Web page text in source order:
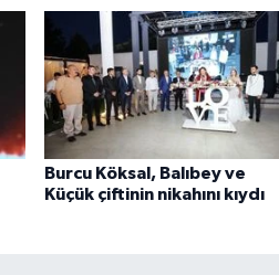
Burcu Köksal, Balıbey ve
Küçük çiftinin nikahını kıydı